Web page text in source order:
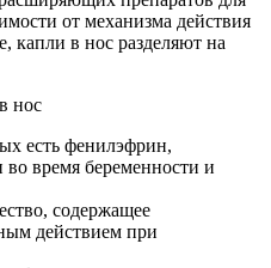
от механизма действия
капли в нос разделяют на
есть фенилэфрин,
во время беременности и
содержащее
действием при